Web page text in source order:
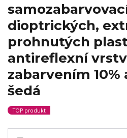
dioptrických,
prohnutých
antireflexní
zabarvením 10%
šedá
TOP produkt